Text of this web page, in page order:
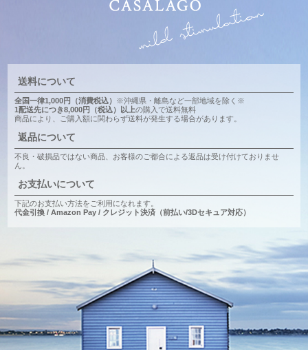
送料について
全国一律1,000円（消費税込） ※沖縄県・離島など一部地域を除く※
1配送先につき8,000円（税込）以上の購入で送料無料
商品により、ご購入額に関わらず送料が発生する場合があります。
返品について
不良・破損品ではない商品、お客様のご都合による返品は受け付けておりませ
ん。
お支払いについて
下記のお支払い方法をご利用になれます。
代金引換 / Amazon Pay / クレジット決済（前払い/3Dセキュア対応）